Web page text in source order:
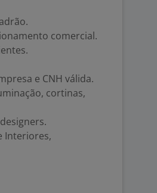
comercial.
e CNH válida.
cortinas,
Interiores,